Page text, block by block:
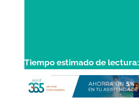
Tiempo estimado de lectura: